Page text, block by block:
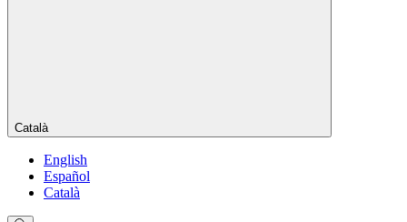
Català
English
Español
Català